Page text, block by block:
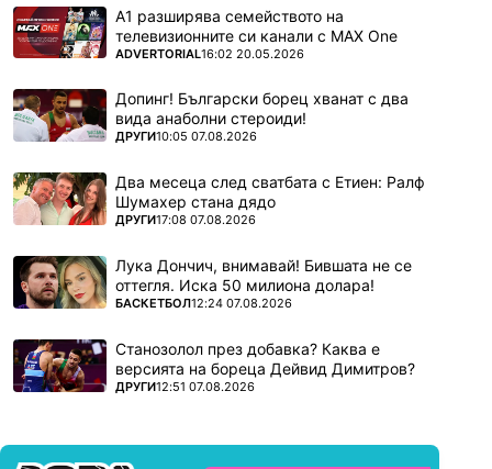
А1 разширява семейството на
телевизионните си канали с MAX One
ПОВЕЧЕ ОТ
ADVERTORIAL16:02 20.05.2026
Допинг! Български борец хванат с два
вида анаболни стероиди!
ПОВЕЧЕ ОТ
ДРУГИ10:05 07.08.2026
Два месеца след сватбата с Етиен: Ралф
Шумахер стана дядо
ПОВЕЧЕ ОТ
ДРУГИ17:08 07.08.2026
Лука Дончич, внимавай! Бившата не се
оттегля. Иска 50 милиона долара!
ПОВЕЧЕ ОТ
БАСКЕТБОЛ12:24 07.08.2026
Станозолол през добавка? Каква е
версията на бореца Дейвид Димитров?
ПОВЕЧЕ ОТ
ДРУГИ12:51 07.08.2026